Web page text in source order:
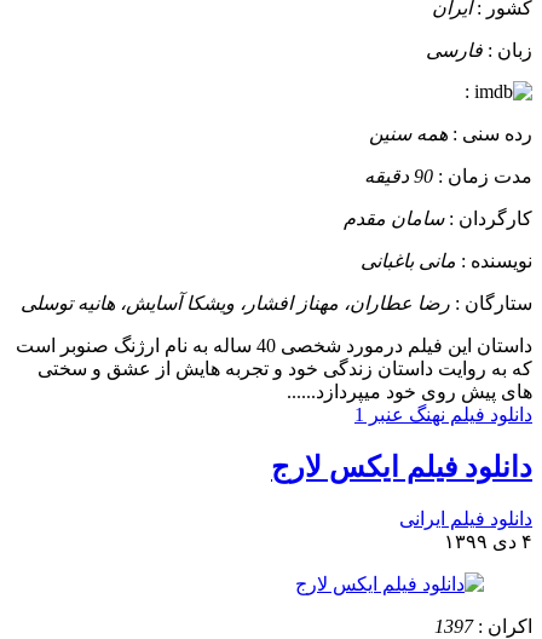
کشور :ایران
زبان : فارسی
:
رده سنی : همه سنین
مدت زمان : 90 دقیقه
کارگردان :سامان مقدم
نویسنده : مانی باغبانی
ستارگان : رضا عطاران، مهناز افشار، ویشکا آسایش، هانیه توسلی
داستان
این فیلم درمورد شخصی 40 ساله به نام ارژنگ صنوبر است
که به روایت داستان زندگی خود و تجربه هایش از عشق و سختی
های پیش روی خود میپردازد......
دانلود فیلم نهنگ عنبر 1
دانلود فیلم ایکس لارج
دانلود فیلم ایرانی
۴ دی ۱۳۹۹
اکران :1397